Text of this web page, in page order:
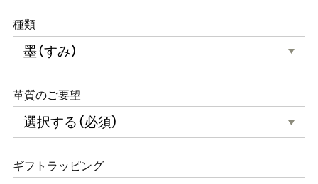
種類
革質のご要望
ギフトラッピング